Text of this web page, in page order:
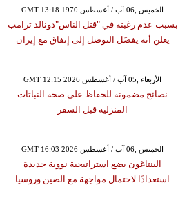
GMT 13:18 1970 الخميس ,06 آب / أغسطس
بسبب عدم رغبته في "قتل الناس"دونالد ترامب
يعلن أنه يفضَل التوصَل إلى إتفاق مع إيران
GMT 12:15 2026 الأربعاء ,05 آب / أغسطس
نصائح مضمونة للحفاظ على صحة النباتات
المنزلية قبل السفر
GMT 16:03 2026 الخميس ,06 آب / أغسطس
البنتاغون يضع استراتيجية نووية جديدة
استعدادًا لاحتمال مواجهة مع الصين وروسيا